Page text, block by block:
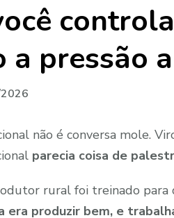
a pressão
não é conversa mole.
parecia coisa de
rural foi treinado para
era produzir bem, e